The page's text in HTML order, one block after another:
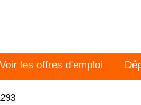
Voir les offres d'emploi